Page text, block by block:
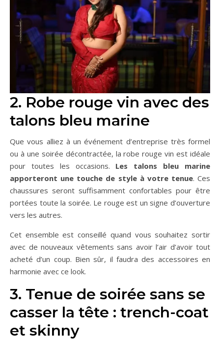
2. Robe rouge vin avec des
talons bleu marine
Que vous alliez à un événement d’entreprise très formel
ou à une soirée décontractée, la robe rouge vin est idéale
pour toutes les occasions. Les talons bleu marine
apporteront une touche de style à votre tenue. Ces
chaussures seront suffisamment confortables pour être
portées toute la soirée. Le rouge est un signe d’ouverture
vers les autres.
Cet ensemble est conseillé quand vous souhaitez sortir
avec de nouveaux vêtements sans avoir l’air d’avoir tout
acheté d’un coup. Bien sûr, il faudra des accessoires en
harmonie avec ce look.
3. Tenue de soirée sans se
casser la tête : trench-coat
et skinny